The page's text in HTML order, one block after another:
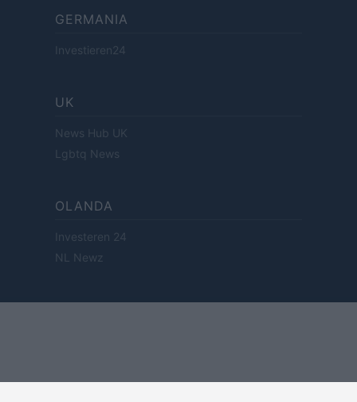
GERMANIA
Investieren24
UK
News Hub UK
Lgbtq News
OLANDA
Investeren 24
NL Newz